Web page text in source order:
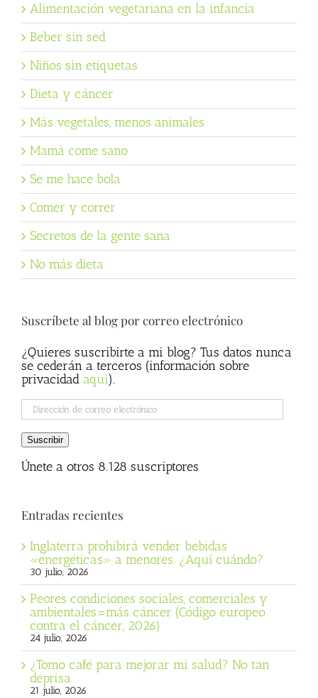
Alimentación vegetariana en la infancia
Beber sin sed
Niños sin etiquetas
Dieta y cáncer
Más vegetales, menos animales
Mamá come sano
Se me hace bola
Comer y correr
Secretos de la gente sana
No más dieta
Suscríbete al blog por correo electrónico
¿Quieres suscribirte a mi blog? Tus datos nunca
se cederán a terceros (información sobre
privacidad aqui).
Dirección
de
correo
electrónico
Suscribir
Únete a otros 8.128 suscriptores
Entradas recientes
Inglaterra prohibirá vender bebidas
«energéticas» a menores. ¿Aquí cuándo?
30 julio, 2026
Peores condiciones sociales, comerciales y
ambientales=más cáncer (Código europeo
contra el cáncer, 2026)
24 julio, 2026
¿Tomo café para mejorar mi salud? No tan
deprisa
21 julio, 2026